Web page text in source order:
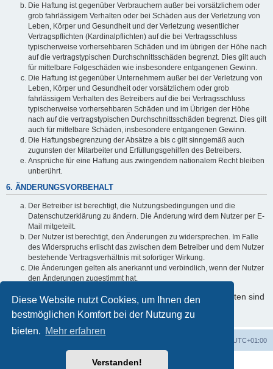
Diese Website nutzt Cookies, um Ihnen den
bestmöglichen Komfort bei der Nutzung zu
bieten. Mehr erfahren
Verstanden!
Die Haftung ist gegenüber Verbrauchern außer bei vorsätzlichem oder
grob fahrlässigem Verhalten oder bei Schäden aus der Verletzung von
Leben, Körper und Gesundheit und der Verletzung wesentlicher
Vertragspflichten (Kardinalpflichten) auf die bei Vertragsschluss
typischerweise vorhersehbaren Schäden und im übrigen der Höhe nach
auf die vertragstypischen Durchschnittsschäden begrenzt. Dies gilt auch
für mittelbare Folgeschäden wie insbesondere entgangenen Gewinn.
Die Haftung ist gegenüber Unternehmern außer bei der Verletzung von
Leben, Körper und Gesundheit oder vorsätzlichem oder grob
fahrlässigem Verhalten des Betreibers auf die bei Vertragsschluss
typischerweise vorhersehbaren Schäden und im Übrigen der Höhe
nach auf die vertragstypischen Durchschnittsschäden begrenzt. Dies gilt
auch für mittelbare Schäden, insbesondere entgangenen Gewinn.
Die Haftungsbegrenzung der Absätze a bis c gilt sinngemäß auch
zugunsten der Mitarbeiter und Erfüllungsgehilfen des Betreibers.
Ansprüche für eine Haftung aus zwingendem nationalem Recht bleiben
unberührt.
6. ÄNDERUNGSVORBEHALT
Der Betreiber ist berechtigt, die Nutzungsbedingungen und die
Datenschutzerklärung zu ändern. Die Änderung wird dem Nutzer per E-
Mail mitgeteilt.
Der Nutzer ist berechtigt, den Änderungen zu widersprechen. Im Falle
des Widerspruchs erlischt das zwischen dem Betreiber und dem Nutzer
bestehende Vertragsverhältnis mit sofortiger Wirkung.
Die Änderungen gelten als anerkannt und verbindlich, wenn der Nutzer
den Änderungen zugestimmt hat.
Informationen über den Umgang mit Ihren persönlichen Daten sind
in der Datenschutzerklärung enthalten.
UTC+01:00
Powered byphpBB® Forum Software © phpBB Limited